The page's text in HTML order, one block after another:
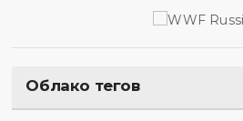
Облако тегов